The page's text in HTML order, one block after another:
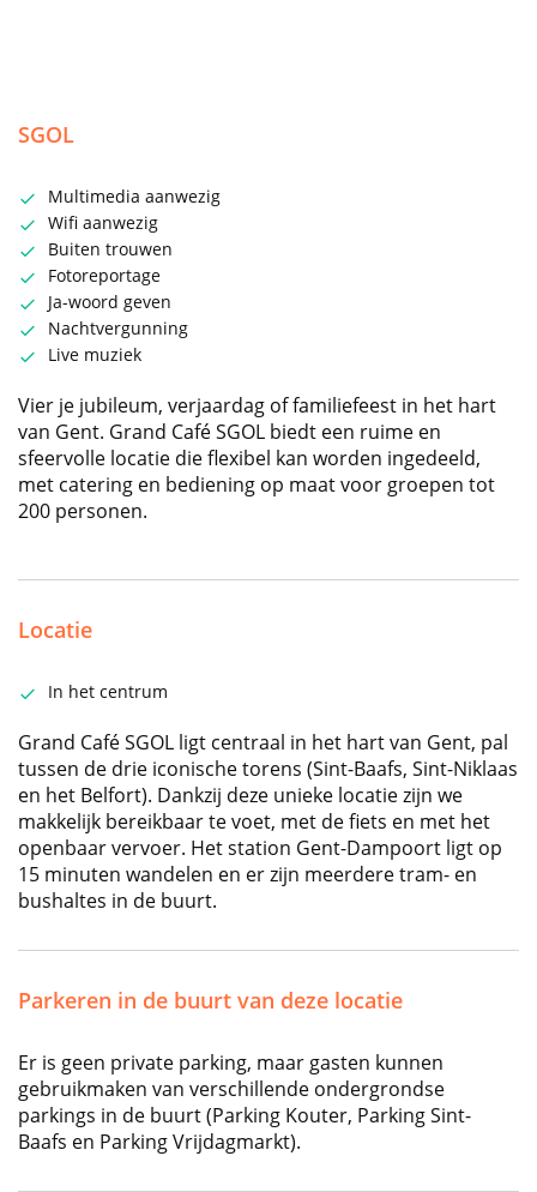
SGOL
Multimedia aanwezig
Wifi aanwezig
Buiten trouwen
Fotoreportage
Ja-woord geven
Nachtvergunning
Live muziek
Vier je jubileum, verjaardag of familiefeest in het hart
van Gent. Grand Café SGOL biedt een ruime en
sfeervolle locatie die flexibel kan worden ingedeeld,
met catering en bediening op maat voor groepen tot
200 personen.
Locatie
In het centrum
Grand Café SGOL ligt centraal in het hart van Gent, pal
tussen de drie iconische torens (Sint-Baafs, Sint-Niklaas
en het Belfort). Dankzij deze unieke locatie zijn we
makkelijk bereikbaar te voet, met de fiets en met het
openbaar vervoer. Het station Gent-Dampoort ligt op
15 minuten wandelen en er zijn meerdere tram- en
bushaltes in de buurt.
Parkeren in de buurt van deze locatie
Er is geen private parking, maar gasten kunnen
gebruikmaken van verschillende ondergrondse
parkings in de buurt (Parking Kouter, Parking Sint-
Baafs en Parking Vrijdagmarkt).